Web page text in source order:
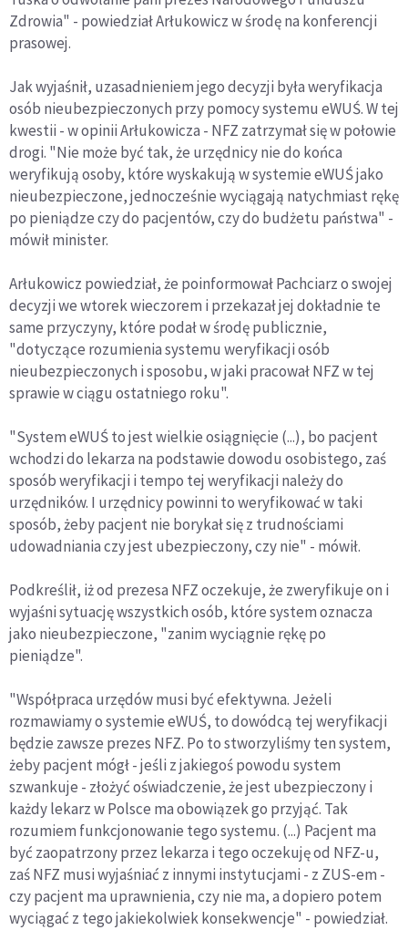
Zdrowia" - powiedział Arłukowicz w środę na konferencji
prasowej.
Jak wyjaśnił, uzasadnieniem jego decyzji była weryfikacja
osób nieubezpieczonych przy pomocy systemu eWUŚ. W tej
kwestii - w opinii Arłukowicza - NFZ zatrzymał się w połowie
drogi. "Nie może być tak, że urzędnicy nie do końca
weryfikują osoby, które wyskakują w systemie eWUŚ jako
nieubezpieczone, jednocześnie wyciągają natychmiast rękę
po pieniądze czy do pacjentów, czy do budżetu państwa" -
mówił minister.
Arłukowicz powiedział, że poinformował Pachciarz o swojej
decyzji we wtorek wieczorem i przekazał jej dokładnie te
same przyczyny, które podał w środę publicznie,
"dotyczące rozumienia systemu weryfikacji osób
nieubezpieczonych i sposobu, w jaki pracował NFZ w tej
sprawie w ciągu ostatniego roku".
"System eWUŚ to jest wielkie osiągnięcie (...), bo pacjent
wchodzi do lekarza na podstawie dowodu osobistego, zaś
sposób weryfikacji i tempo tej weryfikacji należy do
urzędników. I urzędnicy powinni to weryfikować w taki
sposób, żeby pacjent nie borykał się z trudnościami
udowadniania czy jest ubezpieczony, czy nie" - mówił.
Podkreślił, iż od prezesa NFZ oczekuje, że zweryfikuje on i
wyjaśni sytuację wszystkich osób, które system oznacza
jako nieubezpieczone, "zanim wyciągnie rękę po
pieniądze".
"Współpraca urzędów musi być efektywna. Jeżeli
rozmawiamy o systemie eWUŚ, to dowódcą tej weryfikacji
będzie zawsze prezes NFZ. Po to stworzyliśmy ten system,
żeby pacjent mógł - jeśli z jakiegoś powodu system
szwankuje - złożyć oświadczenie, że jest ubezpieczony i
każdy lekarz w Polsce ma obowiązek go przyjąć. Tak
rozumiem funkcjonowanie tego systemu. (...) Pacjent ma
być zaopatrzony przez lekarza i tego oczekuję od NFZ-u,
zaś NFZ musi wyjaśniać z innymi instytucjami - z ZUS-em -
czy pacjent ma uprawnienia, czy nie ma, a dopiero potem
wyciągać z tego jakiekolwiek konsekwencje" - powiedział.